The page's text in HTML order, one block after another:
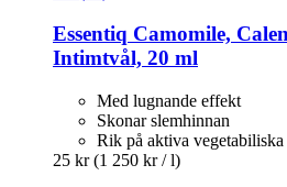
Essentiq Camomile,
Intimtvål, 20 ml
Med lugnande effekt
Skonar slemhinnan
Rik på aktiva vegetabiliska
25 kr (1 250 kr / l)